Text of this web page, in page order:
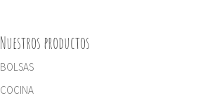
Nuestros productos
BOLSAS
COCINA